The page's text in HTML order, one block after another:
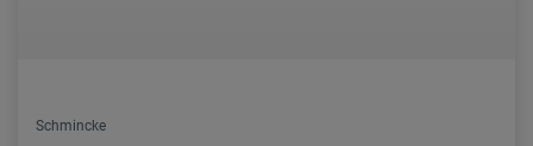
Schmincke